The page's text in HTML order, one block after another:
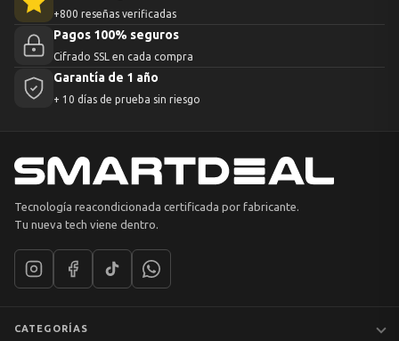
+800 reseñas verificadas
Pagos 100% seguros
Cifrado SSL en cada compra
Garantía de 1 año
+ 10 días de prueba sin riesgo
Tecnología reacondicionada certificada por fabricante.
Tu nueva tech viene dentro.
CATEGORÍAS